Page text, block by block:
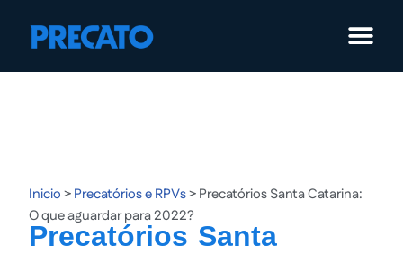
Pular
para
Inicio>Precatórios e RPVs>Precatórios Santa Catarina:
O que aguardar para 2022?
Precatórios Santa